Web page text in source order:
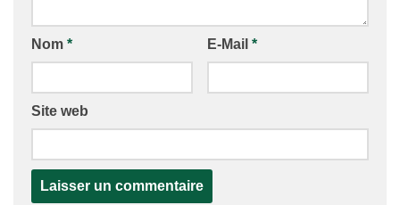
Nom * E-Mail *
Site web